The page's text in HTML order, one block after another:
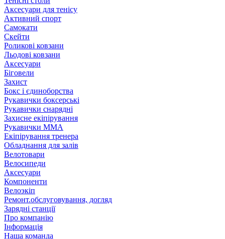
Аксесуари для тенісу
Активний спорт
Самокати
Скейти
Роликові ковзани
Льодові ковзани
Аксесуари
Біговели
Захист
Бокс і єдиноборства
Рукавички боксерські
Рукавички снарядні
Захисне екіпірування
Рукавички ММА
Екіпірування тренера
Обладнання для залів
Велотовари
Велосипеди
Аксесуари
Компоненти
Велоэкіп
Ремонт.обслуговування, догляд
Зарядні станції
Про компанію
Інформація
Наша команда